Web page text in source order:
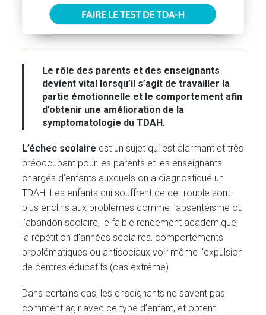
Le rôle des parents et des enseignants
devient vital lorsqu’il s’agit de travailler la
partie émotionnelle et le comportement afin
d’obtenir une amélioration de la
symptomatologie du TDAH.
L’échec scolaire est un sujet qui est alarmant et très
préoccupant pour les parents et les enseignants
chargés d’enfants auxquels on a diagnostiqué un
TDAH. Les enfants qui souffrent de ce trouble sont
plus enclins aux problèmes comme l’absentéisme ou
l’abandon scolaire, le faible rendement académique,
la répétition d’années scolaires, comportements
problématiques ou antisociaux voir même l’expulsion
de centres éducatifs (cas extrême).
Dans certains cas, les enseignants ne savent pas
comment agir avec ce type d’enfant, et optent